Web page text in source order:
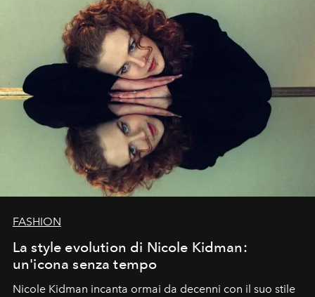
FASHION
La style evolution di Nicole Kidman:
un'icona senza tempo
Nicole Kidman incanta ormai da decenni con il suo stile